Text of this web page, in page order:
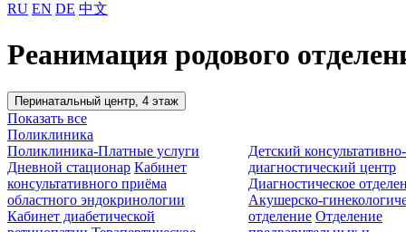
RU EN DE 中文
Реанимация родового
Перинатальный центр, 4 этаж
Показать все
Поликлиника
Поликлиника-Платные услуги
Дневной стационар Кабинет
консультативного приёма
областного эндокринологии
Кабинет диабетической
Детский консультативно-
диагностический центр
Диагностическое
Акушерско-
отделение Отделение